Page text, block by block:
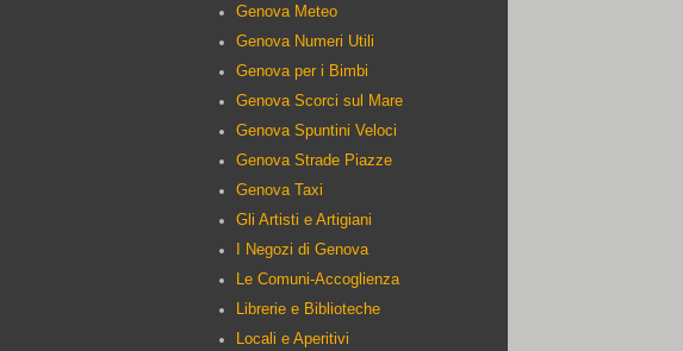
Genova Meteo
Genova Numeri Utili
Genova per i Bimbi
Genova Scorci sul Mare
Genova Spuntini Veloci
Genova Strade Piazze
Genova Taxi
Gli Artisti e Artigiani
I Negozi di Genova
Le Comuni-Accoglienza
Librerie e Biblioteche
Locali e Aperitivi